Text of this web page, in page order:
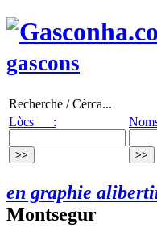
gascons
Recherche / Cèrca...
Lòcs :
en graphie
Montsegur